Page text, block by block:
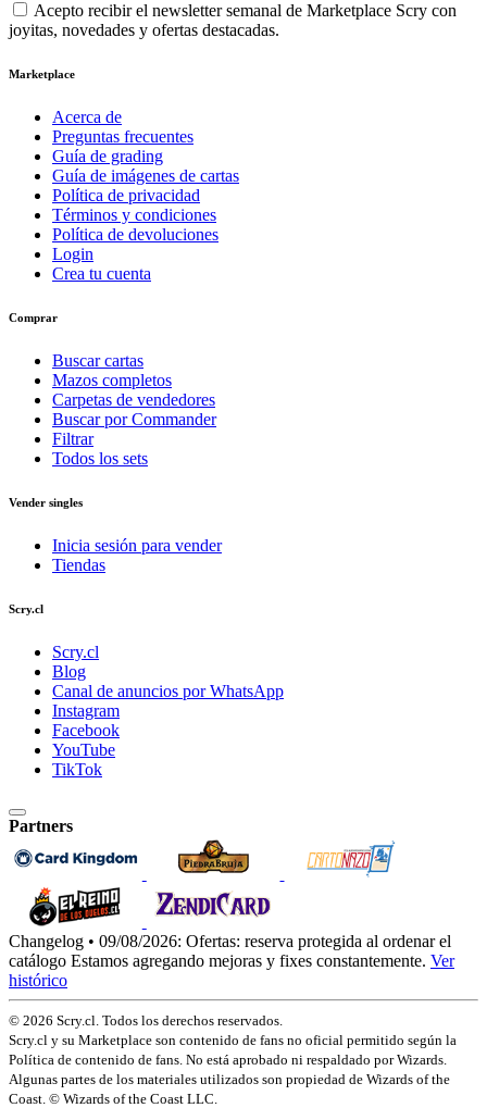
Acepto recibir el newsletter semanal de Marketplace Scry con
joyitas, novedades y ofertas destacadas.
Marketplace
Acerca de
Preguntas frecuentes
Guía de grading
Guía de imágenes de cartas
Política de privacidad
Términos y condiciones
Política de devoluciones
Login
Crea tu cuenta
Comprar
Buscar cartas
Mazos completos
Carpetas de vendedores
Buscar por Commander
Filtrar
Todos los sets
Vender singles
Inicia sesión para vender
Tiendas
Scry.cl
Scry.cl
Blog
Canal de anuncios por WhatsApp
Instagram
Facebook
YouTube
TikTok
Partners
Changelog • 09/08/2026: Ofertas: reserva protegida al ordenar el
catálogo Estamos agregando mejoras y fixes constantemente. Ver
histórico
© 2026 Scry.cl. Todos los derechos reservados.
Scry.cl y su Marketplace son contenido de fans no oficial permitido según la
Política de contenido de fans. No está aprobado ni respaldado por Wizards.
Algunas partes de los materiales utilizados son propiedad de Wizards of the
Coast. © Wizards of the Coast LLC.